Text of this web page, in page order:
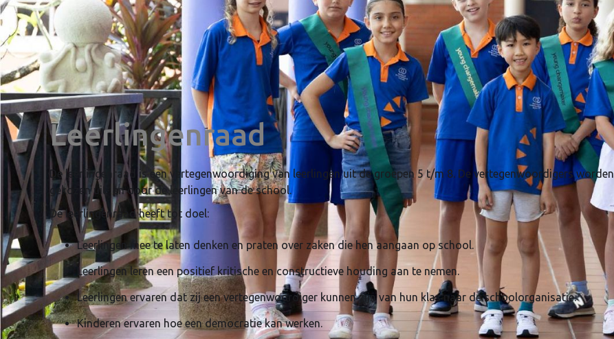
Leerlingenraad
De leerlingenraad is een vertegenwoordiging van leerlingen uit de groepen 5 t/m 8. De vertegenwoordigers worden
gekozen uit- en door de leerlingen van de school.
De leerlingenraad heeft tot doel:
Leerlingen mee te laten denken en praten over zaken die hen aangaan op school.
Leerlingen leren een positief kritische en constructieve houding aan te nemen.
Leerlingen ervaren dat zij een vertegenwoordiger kunnen zijn van hun klas naar de schoolorganisatie.
Kinderen ervaren hoe een democratie kan werken.